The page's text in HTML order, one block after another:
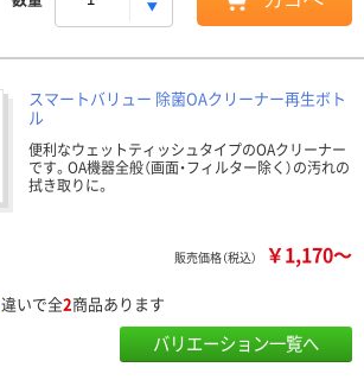
スマートバリュー 除菌OAクリーナー再生ボト
ル
便利なウェットティッシュタイプのOAクリーナー
です。OA機器全般（画面・フィルター除く）の汚れの
拭き取りに。
販売価格（税込） ￥1,170～
違いで全2商品あります
バリエーション一覧へ